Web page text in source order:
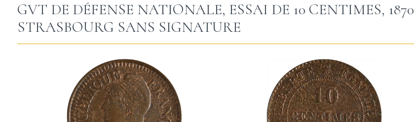
GVT DE DÉFENSE NATIONALE, ESSAI DE 10 CENTIMES, 1870
STRASBOURG SANS SIGNATURE